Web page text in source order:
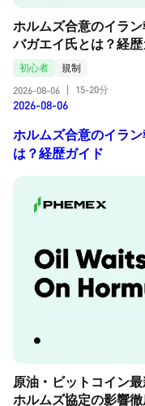
ホルムズ合意のイラ
バガエイ氏とは？経
初心者
規制
2026-08-06
15-20分
2026-08-06
ホルムズ合意のイラ
は？経歴ガイド
原油・ビットコイン
ホルムズ協定の影響